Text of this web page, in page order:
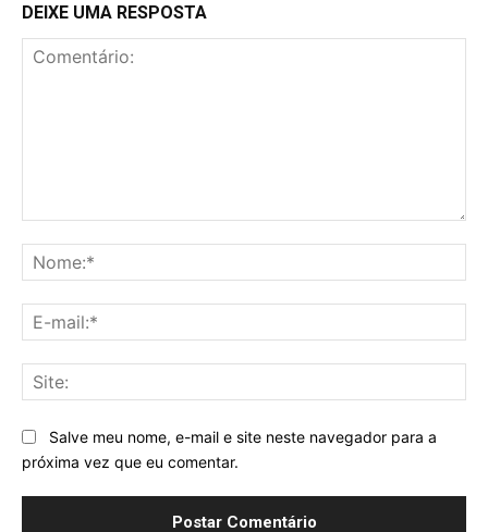
DEIXE UMA RESPOSTA
Salve meu nome, e-mail e site neste navegador para a
próxima vez que eu comentar.